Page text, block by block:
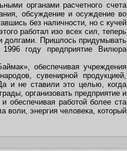
органами расчетного счета
обсуждение и осуждение во
без наличности, но с кучей
работал изо всех сил, теперь
долгами. Пришлось придумывать
году предприятие Вилюра
обеспечивая учреждения
сувенирной продукцией,
и не ставили это целью, когда
организовать предприятие и
обеспечивая работой более ста
воли, энергия человека, который